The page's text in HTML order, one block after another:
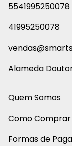
5541995250078
41995250078
Alameda
Quem Somos
Como Comprar
Formas de